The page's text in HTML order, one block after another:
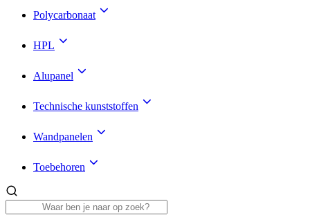
Polycarbonaat
HPL
Alupanel
Technische kunststoffen
Wandpanelen
Toebehoren